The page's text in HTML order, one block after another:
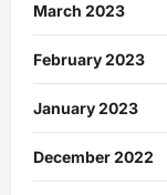
March 2023
February 2023
January 2023
December 2022